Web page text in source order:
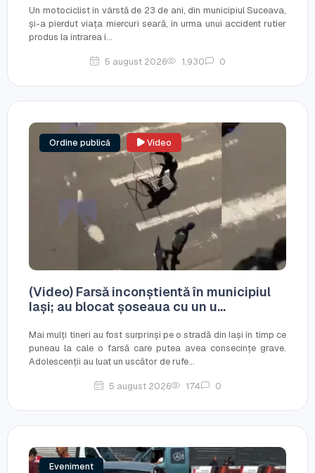
Un motociclist în vârstă de 23 de ani, din municipiul Suceava,
și-a pierdut viața miercuri seară, în urma unui accident rutier
produs la intrarea î...
5 august 2026 1,930 0
Ordine publică Video
(Video) Farsă inconștientă în municipiul
Iași; au blocat șoseaua cu un u...
Mai mulți tineri au fost surprinși pe o stradă din Iași în timp ce
puneau la cale o farsă care putea avea consecințe grave.
Adolescenții au luat un uscător de rufe...
5 august 2026 174 0
Eveniment